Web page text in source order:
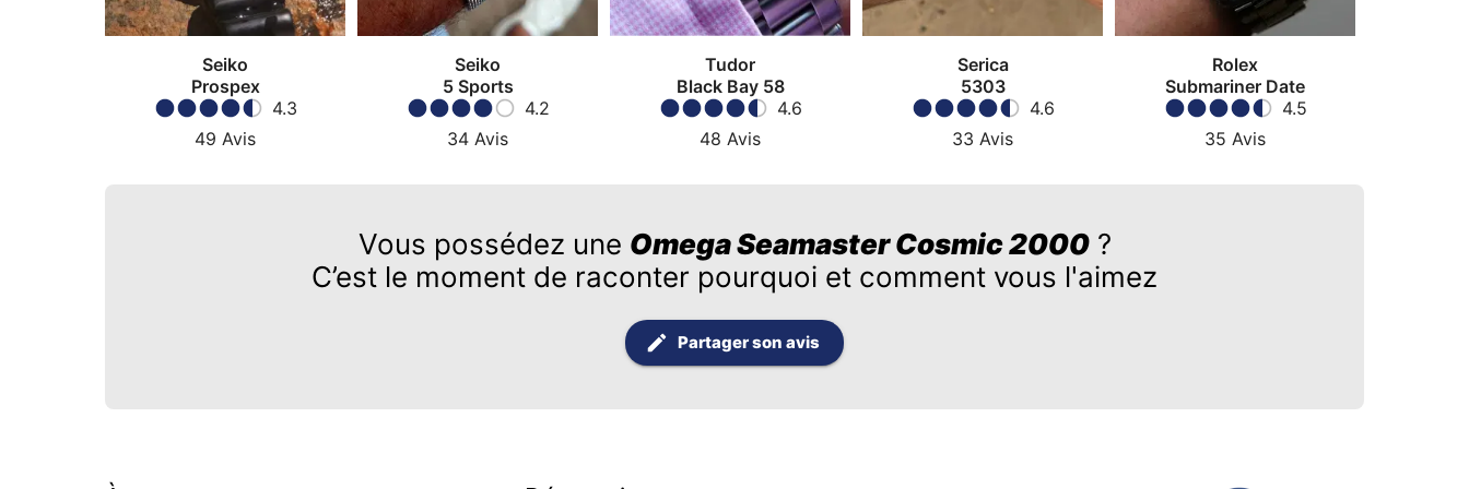
Seiko
Prospex
4.3
49 Avis
Seiko
5 Sports
4.2
34 Avis
Tudor
Black Bay 58
4.6
48 Avis
Serica
5303
4.6
33 Avis
Rolex
Submariner Date
4.5
35 Avis
Vous possédez une Omega Seamaster Cosmic 2000?
C’est le moment de raconter pourquoi et comment vous l'aimez
Partager son avis